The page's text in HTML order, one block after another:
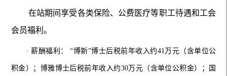
在站期间享受各类保险、公费医疗等职工待遇和工会
会员福利。
· 薪酬福利： “博新”博士后税前年收入约41万元（含单位公
积金）；博雅博士后税前年收入约30万元（含单位公积金）；国